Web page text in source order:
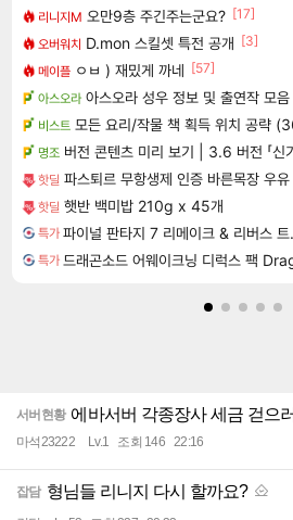
리니지M 오만9층 주긴주는군요? [17]
오버워치 D.mon 스킬셋 특전 공개 [3]
메이플 ㅇㅂ ) 재밌게 까네 [57]
아스오라 아스오라 성우 정보 및 출연작 모음
비스트 모든 요리/작물 책 획득 위치 공략
명조 버전 콘텐츠 미리 보기 | 3.6 버전 「신기루 속 등불 그림자, 속세에
핫딜 파스퇴르 무항생제 인증 바른목장 우
핫딜 햇반 백미밥 210g x 45개
특가 파이널 판타
특가
서버현황 에바서버 각종장사 세금 걷으
마석23222 Lv.1 조회 146 22:16
잡담 형님들 리니지 다시 할까요?